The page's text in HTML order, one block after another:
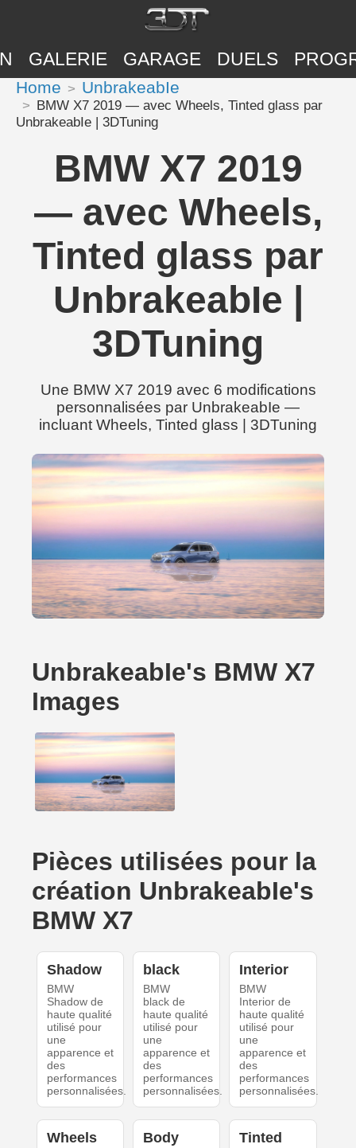
GALERIE GARAGE DUELS
Home UnbrakeabIe
BMW X7 2019 — avec Wheels, Tinted glass par
UnbrakeabIe | 3DTuning
BMW X7 2019
— avec Wheels,
Tinted glass par
UnbrakeabIe |
3DTuning
Une BMW X7 2019 avec 6 modifications
personnalisées par UnbrakeabIe —
incluant Wheels, Tinted glass | 3DTuning
UnbrakeabIe's BMW X7
Images
Pièces utilisées pour la
création UnbrakeabIe's
BMW X7
Shadow
BMW
Shadow de
haute qualité
utilisé pour
une
apparence et
des
performances
personnalisées.
black
BMW
black de
haute qualité
utilisé pour
une
apparence et
des
performances
personnalisées.
Interior
BMW
Interior de
haute qualité
utilisé pour
une
apparence et
des
performances
personnalisées.
Wheels Body
Tinted